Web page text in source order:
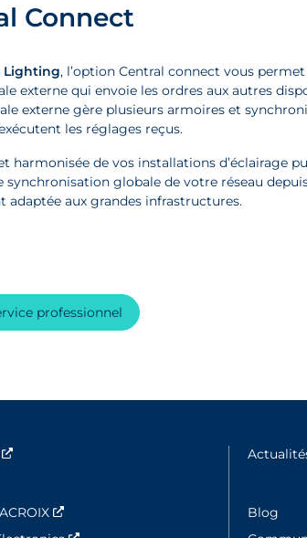
Connect
Lighting, l’option Central connect vous
externe qui envoie les ordres aux autres
externe gère plusieurs armoires et
les réglages reçus.
harmonisée de vos installations d’éclairage
globale de votre réseau
aux grandes infrastructures.
professionnel
Nouvelle fenêtre
Nouvelle fenêtre
Blog